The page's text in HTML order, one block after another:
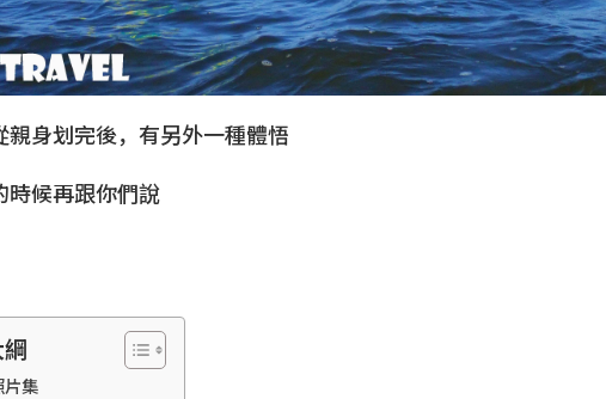
親身划完後，有另外一種體悟
時候再跟你們說
片集